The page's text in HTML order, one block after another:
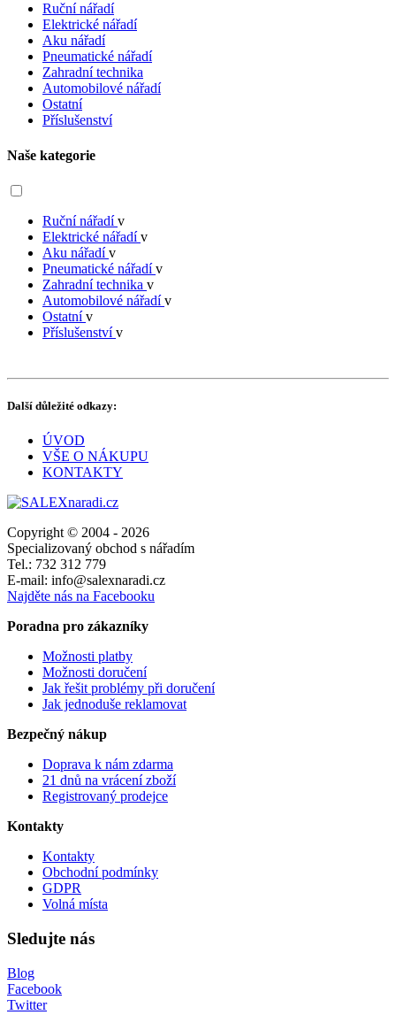
Ruční nářadí
Elektrické nářadí
Aku nářadí
Pneumatické nářadí
Zahradní technika
Automobilové nářadí
Ostatní
Příslušenství
Naše kategorie
Ruční nářadív
Elektrické nářadív
Aku nářadív
Pneumatické nářadív
Zahradní technika v
Automobilové nářadív
Ostatnív
Příslušenstvív
Další důležité odkazy:
ÚVOD
VŠE O NÁKUPU
KONTAKTY
Copyright © 2004 - 2026
Specializovaný obchod s nářadím
Tel.: 732 312 779
E-mail: info@salexnaradi.cz
Najděte nás na Facebooku
Poradna pro zákazníky
Možnosti platby
Možnosti doručení
Jak řešit problémy při doručení
Jak jednoduše reklamovat
Bezpečný nákup
Doprava k nám zdarma
21 dnů na vrácení zboží
Registrovaný prodejce
Kontakty
Kontakty
Obchodní podmínky
GDPR
Volná místa
Sledujte nás
Blog
Facebook
Twitter